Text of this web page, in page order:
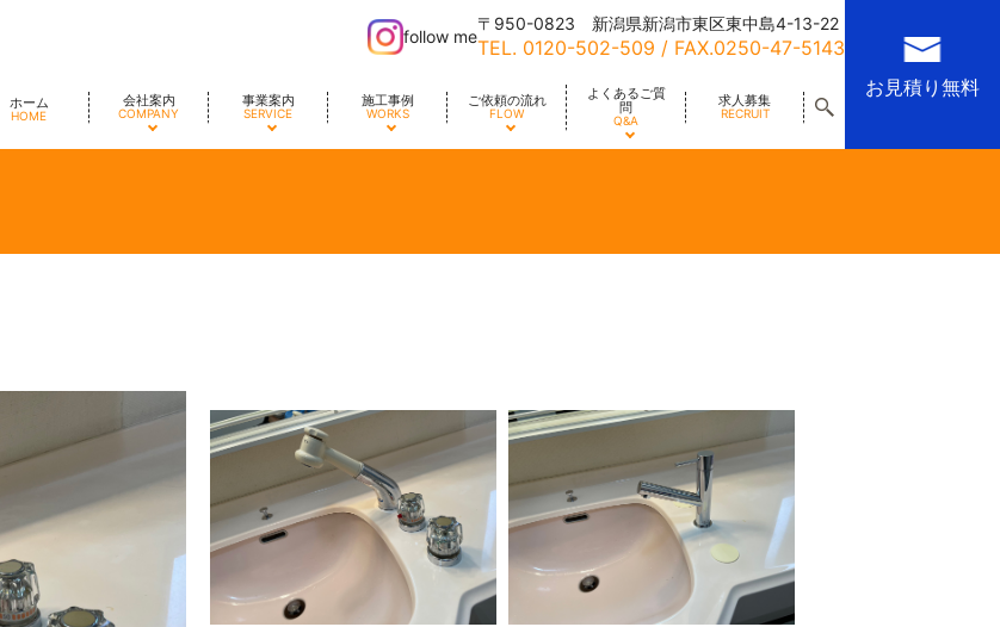
ホーム
HOME
会社案内
COMPANY
事業案内
SERVICE
施工事例
WORKS
ご依頼の流れ
FLOW
よくあるご質
問
Q&A
求人募集
RECRUIT
follow me
〒950-0823 新潟県新潟市東区東中島4-13-22
TEL. 0120-502-509 / FAX.0250-47-5143
お見積り無料